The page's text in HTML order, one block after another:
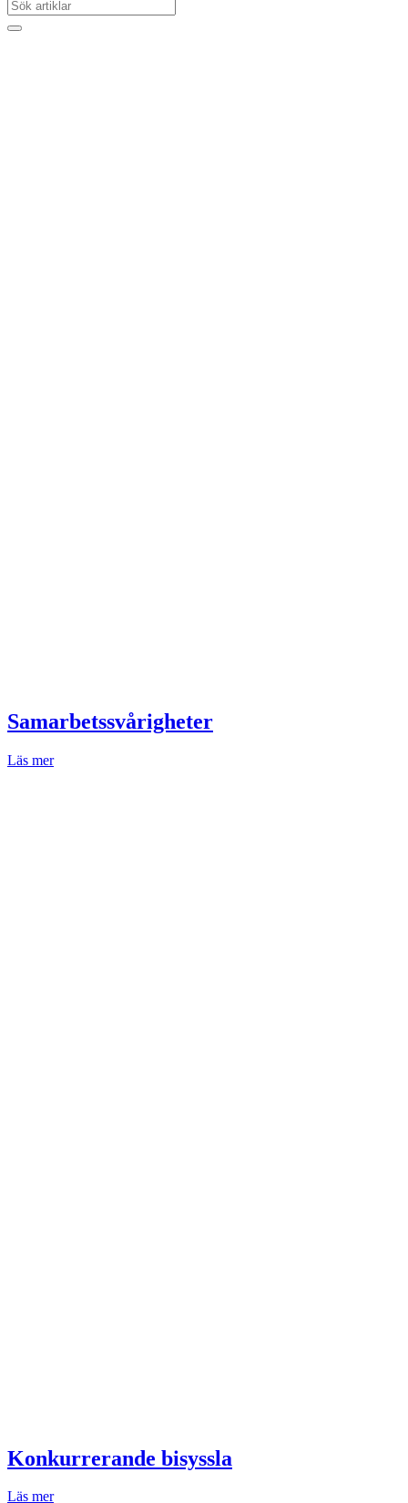
Samarbetssvårigheter
Läs mer
Konkurrerande bisyssla
Läs mer